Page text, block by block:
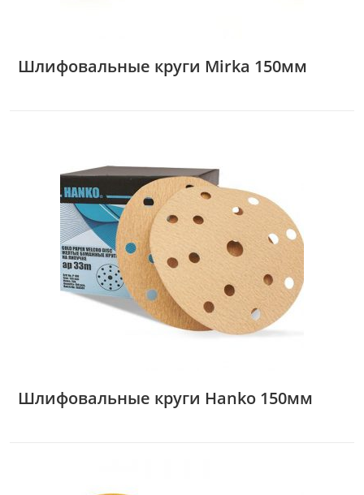
Шлифовальные круги Mirka 150мм
Шлифовальные круги Hanko 150мм